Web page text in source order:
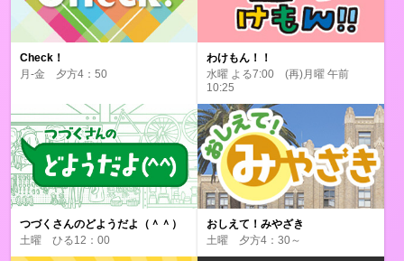
Check！
月-金 夕方4：50
わけもん！！
水曜 よる7:00 (再)月曜 午前
10:25
つづくさんのどようだよ（＾＾）
土曜 ひる12：00
おしえて！みやざき
土曜 夕方4：30～